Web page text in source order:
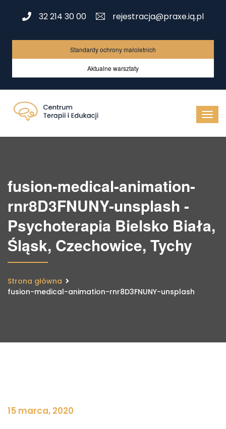
32 214 30 00 rejestracja@praxe.iq.pl
Standardy ochrony małoletnich
Aktualne warsztaty
fusion-medical-animation-
rnr8D3FNUNY-unsplash -
Psychoterapia Bielsko Biała,
Śląsk, Czechowice, Tychy
Strona główna
fusion-medical-animation-rnr8D3FNUNY-unsplash
15 marca, 2020